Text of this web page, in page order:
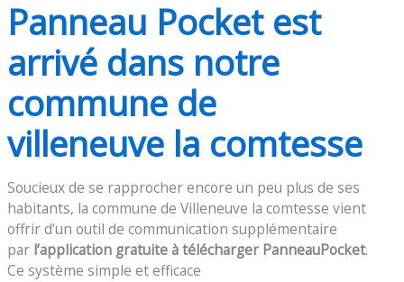
Panneau Pocket est
arrivé dans notre
commune de
villeneuve la comtesse
Soucieux de se rapprocher encore un peu plus de ses
habitants, la commune de Villeneuve la comtesse vient
offrir d’un outil de communication supplémentaire
par l’application gratuite à télécharger PanneauPocket.
Ce système simple et efficace